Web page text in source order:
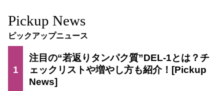
Pickup News
ピックアップニュース
1
注目の“若返りタンパク質”DEL-1とは？チ
ェックリストや増やし方も紹介！